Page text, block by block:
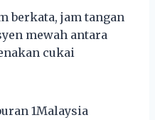
berkata, jam tangan
mewah antara
cukai
1Malaysia